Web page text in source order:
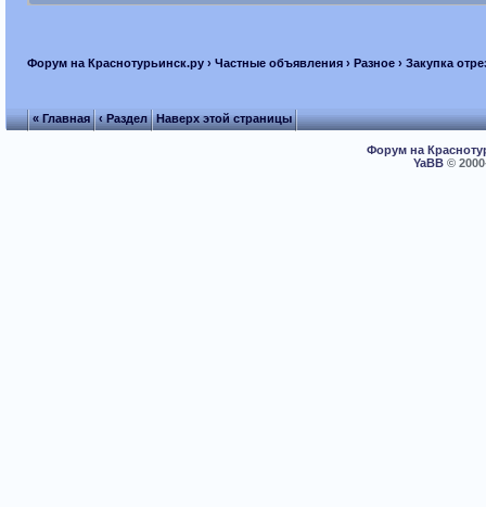
Форум на Краснотурьинск.ру› Частные объявления› Разное› Закупка
« Главная ‹ Раздел Наверх этой страницы
Форум на
YaBB©